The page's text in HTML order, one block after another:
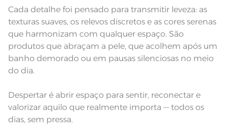
Cada detalhe foi pensado para transmitir leveza: as
texturas suaves, os relevos discretos e as cores serenas
que harmonizam com qualquer espaço. São
produtos que abraçam a pele, que acolhem após um
banho demorado ou em pausas silenciosas no meio
do dia.
Despertar é abrir espaço para sentir, reconectar e
valorizar aquilo que realmente importa — todos os
dias, sem pressa.